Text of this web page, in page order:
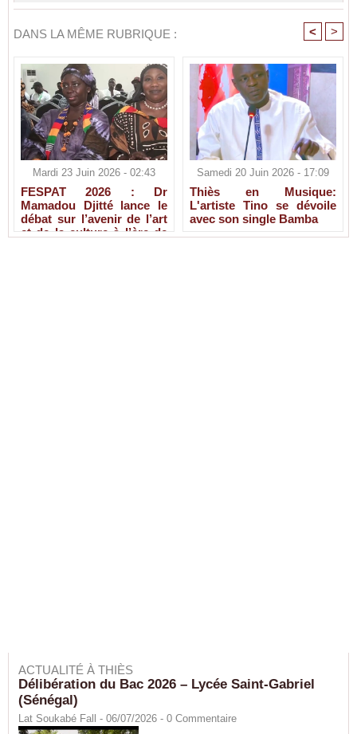
DANS LA MÊME RUBRIQUE : < >
Mardi 23 Juin 2026 - 02:43
FESPAT 2026 : Dr
Mamadou Djitté lance le
débat sur l’avenir de l’art
et de la culture à l’ère de
Samedi 20 Juin 2026 - 17:09
Thiès en Musique:
L'artiste Tino se dévoile
avec son single Bamba
ACTUALITÉ À THIÈS
Délibération du Bac 2026 – Lycée Saint-Gabriel
(Sénégal)
Lat Soukabé Fall - 06/07/2026 - 0 Commentaire